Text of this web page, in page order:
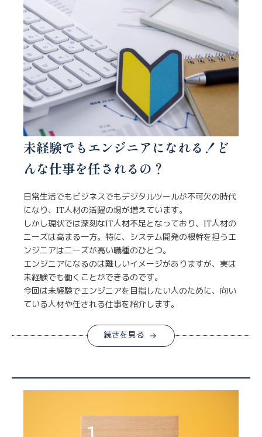
未経験でもエンジニアになれる！ど
んな仕事を任されるの？
日常生活でもビジネスでもデジタルツールが不可欠の時代
になり、IT人材の活躍の場が増えています。
しかし現状では深刻なIT人材不足となっており、IT人材の
ニーズは高まる一方。特に、システム開発の根幹を担うエ
ンジニアはニーズが高い職種のひとつ。
エンジニアになるのは難しいイメージがありますが、実は
未経験でも働くことができるのです。
今回は未経験でエンジニアを目指したい人のために、向い
ている人材や任される仕事を紹介します。
続きを見る